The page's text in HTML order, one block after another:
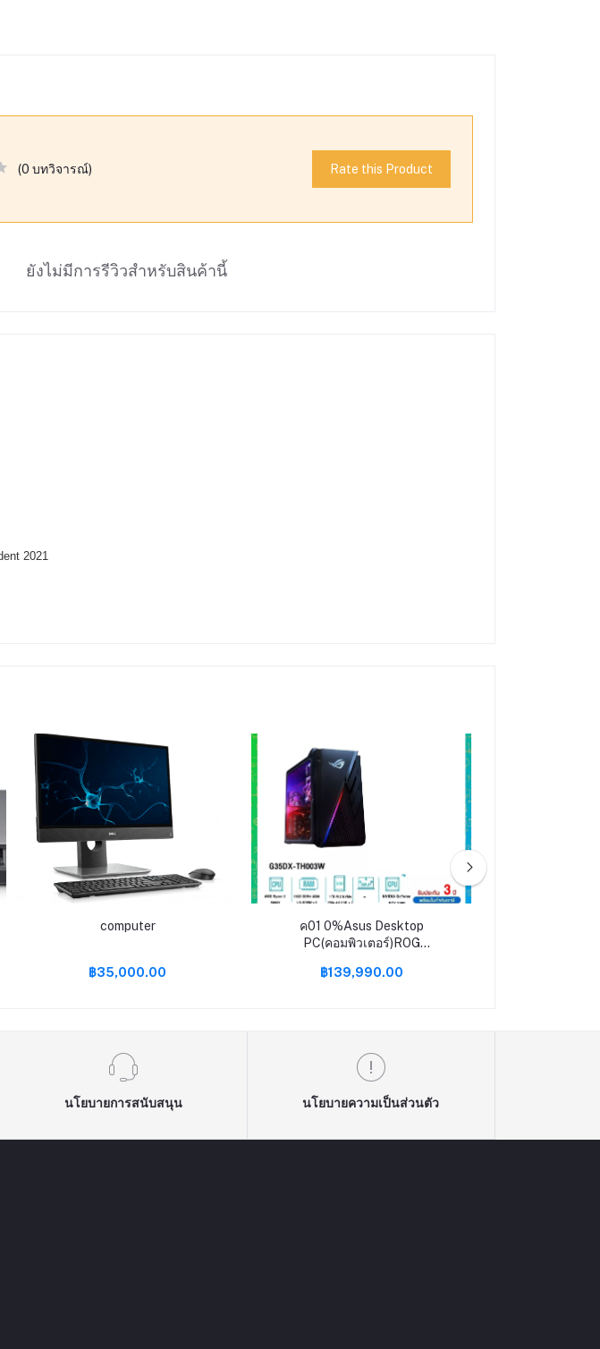
(0 บทวิจารณ์) Rate this Product
ยังไม่มีการรีวิวสำหรับสินค้านี้
2021
computer
฿35,000.00
ค01 0%Asus Desktop
PC(คอมพิวเตอร์)ROG
5900X/32GB/2TBSSD/GeForce
฿139,990.00
นโยบายการสนับสนุน นโยบายความเป็นส่วนตัว